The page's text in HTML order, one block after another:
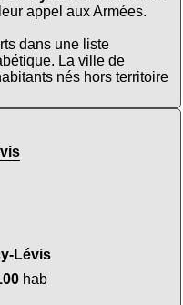
appel aux Armées.
dans une liste
La ville de
nés hors territoire
Lévis
hab